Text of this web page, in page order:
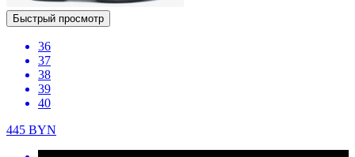
Быстрый просмотр
36
37
38
39
40
445 BYN